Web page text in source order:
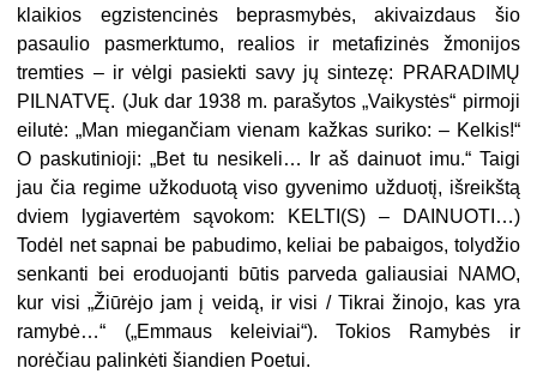
klaikios egzistencinės beprasmybės, akivaizdaus šio
pasaulio pasmerktumo, realios ir metafizinės žmonijos
tremties – ir vėlgi pasiekti savy jų sintezę: PRARADIMŲ
PILNATVĘ. (Juk dar 1938 m. parašytos „Vaikystės“ pirmoji
eilutė: „Man miegančiam vienam kažkas suriko: – Kelkis!“
O paskutinioji: „Bet tu nesikeli… Ir aš dainuot imu.“ Taigi
jau čia regime užkoduotą viso gyvenimo užduotį, išreikštą
dviem lygiavertėm sąvokom: KELTI(S) – DAINUOTI…)
Todėl net sapnai be pabudimo, keliai be pabaigos, tolydžio
senkanti bei eroduojanti būtis parveda galiausiai NAMO,
kur visi „Žiūrėjo jam į veidą, ir visi / Tikrai žinojo, kas yra
ramybė…“ („Emmaus keleiviai“). Tokios Ramybės ir
norėčiau palinkėti šiandien Poetui.